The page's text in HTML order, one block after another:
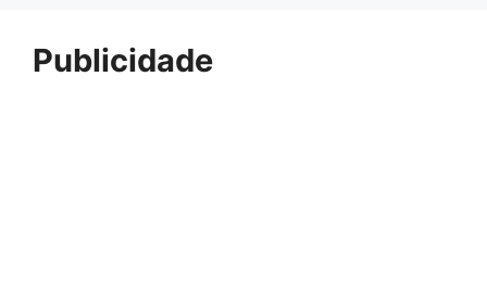
Publicidade